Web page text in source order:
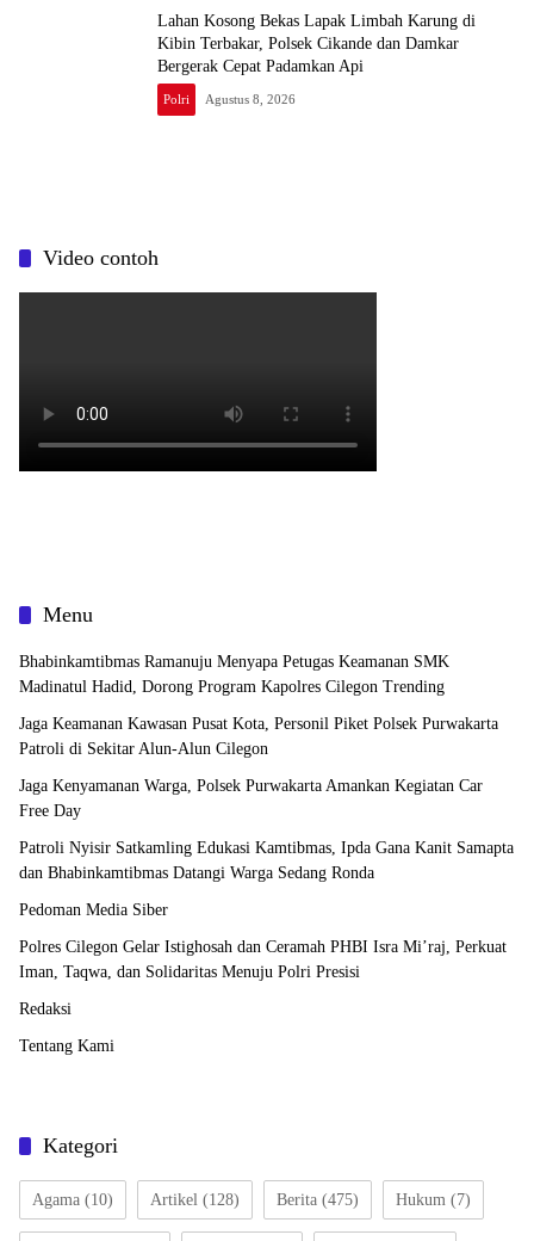
Lahan Kosong Bekas Lapak Limbah Karung di
Kibin Terbakar, Polsek Cikande dan Damkar
Bergerak Cepat Padamkan Api
Polri Agustus 8, 2026
Video contoh
Menu
Bhabinkamtibmas Ramanuju Menyapa Petugas Keamanan SMK
Madinatul Hadid, Dorong Program Kapolres Cilegon Trending
Jaga Keamanan Kawasan Pusat Kota, Personil Piket Polsek Purwakarta
Patroli di Sekitar Alun-Alun Cilegon
Jaga Kenyamanan Warga, Polsek Purwakarta Amankan Kegiatan Car
Free Day
Patroli Nyisir Satkamling Edukasi Kamtibmas, Ipda Gana Kanit Samapta
dan Bhabinkamtibmas Datangi Warga Sedang Ronda
Pedoman Media Siber
Polres Cilegon Gelar Istighosah dan Ceramah PHBI Isra Mi’raj, Perkuat
Iman, Taqwa, dan Solidaritas Menuju Polri Presisi
Redaksi
Tentang Kami
Kategori
Agama (10) Artikel (128) Berita (475) Hukum (7)